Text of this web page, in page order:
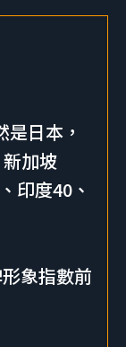
日本，
加坡
印度40、
象指數前